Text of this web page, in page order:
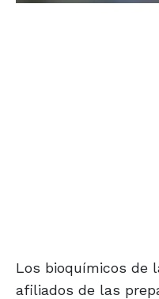
Los bioquímicos de
afiliados de las